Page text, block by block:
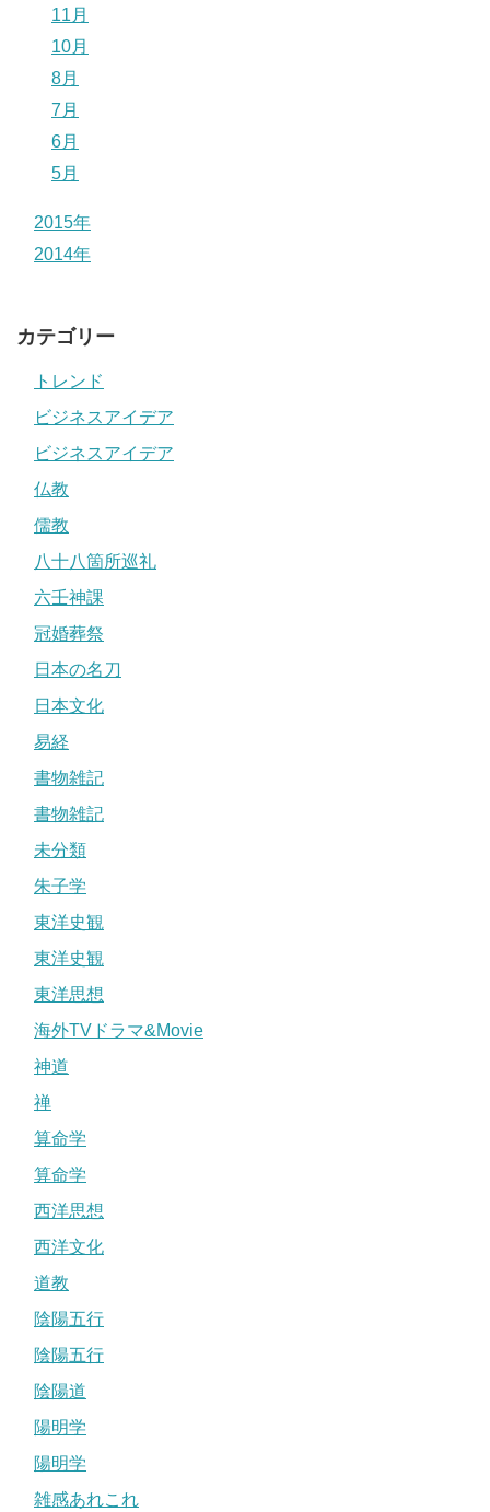
11月
10月
8月
7月
6月
5月
2015年
2014年
カテゴリー
トレンド
ビジネスアイデア
ビジネスアイデア
仏教
儒教
八十八箇所巡礼
六壬神課
冠婚葬祭
日本の名刀
日本文化
易経
書物雑記
書物雑記
未分類
朱子学
東洋史観
東洋史観
東洋思想
海外TVドラマ&Movie
神道
禅
算命学
算命学
西洋思想
西洋文化
道教
陰陽五行
陰陽五行
陰陽道
陽明学
陽明学
雑感あれこれ